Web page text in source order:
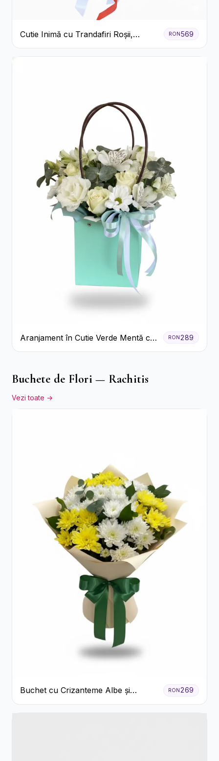
Cutie Inimă cu Trandafiri Roșii,
Crizanteme Albe și Bomboane
Raffaello
RON 569
Aranjament în Cutie Verde Mentă cu
Trandafiri și Alstroemeria
RON 289
Buchete de Flori — Rachitis
Vezi toate →
Buchet cu Crizanteme Albe și
Galbene
RON269